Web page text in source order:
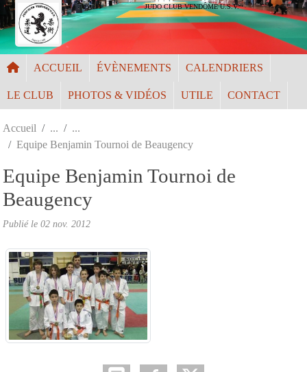
JUDO CLUB VENDÔME U.S.V.
ACCUEIL ÉVÈNEMENTS CALENDRIERS
LE CLUB PHOTOS & VIDÉOS UTILE CONTACT
Accueil
Equipe Benjamin Tournoi de Beaugency
Equipe Benjamin Tournoi de
Beaugency
Publié le 02 nov. 2012
Panneau de gestion des cookies